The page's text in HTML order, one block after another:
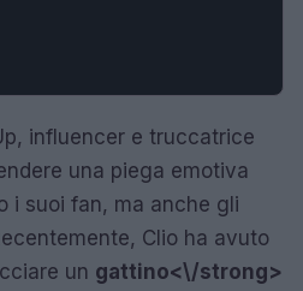
influencer e truccatrice
una piega emotiva
i suoi fan, ma anche gli
Clio ha avuto
un gattino<\/strong>